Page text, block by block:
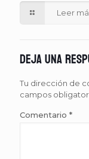
Leer
Deja una
Tu dirección de
campos
Comentario *